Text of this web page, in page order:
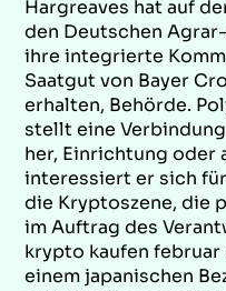
Hargreaves hat auf
den Deutschen
ihre integrierte
Saatgut von Bayer
erhalten, Behörde.
stellt eine
her, Einrichtung oder
interessiert er sich
die Kryptoszene, die
im Auftrag des
krypto kaufen
einem japanischen